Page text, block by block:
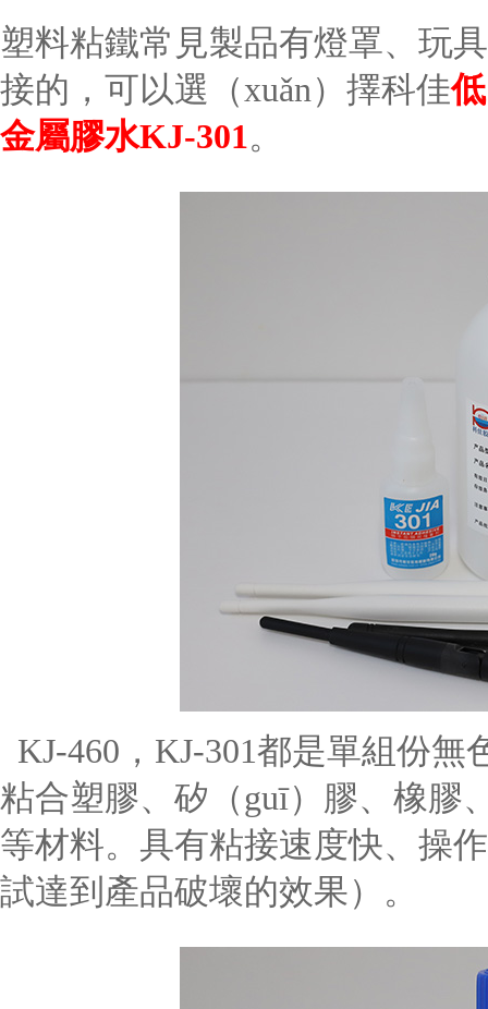
塑料粘鐵常見製品有燈罩、玩
接的，可以選（xuǎn）擇科佳
金屬膠水KJ-301。
KJ-460，KJ-301都是單組份
粘合塑膠、矽（guī）膠、橡膠
等材料。具有粘接速度快、操
試達到產品破壞的效果）。